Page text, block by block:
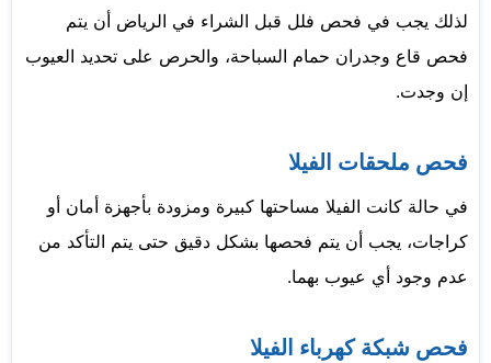
لذلك يجب في فحص فلل قبل الشراء في الرياض أن يتم
فحص قاع وجدران حمام السباحة، والحرص على تحديد العيوب
إن وجدت.
فحص ملحقات الفيلا
في حالة كانت الفيلا مساحتها كبيرة ومزودة بأجهزة أمان أو
كراجات، يجب أن يتم فحصها بشكل دقيق حتى يتم التأكد من
عدم وجود أي عيوب بهما.
فحص شبكة كهرباء الفيلا